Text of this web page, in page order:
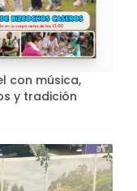
con música,
y tradición